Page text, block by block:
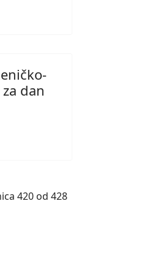
dan
420 od 428